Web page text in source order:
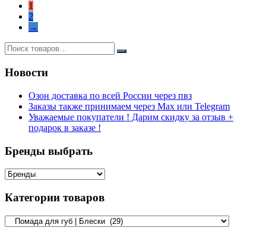
1
2
→
Новости
Озон доставка по всей России через пвз
Заказы также принимаем через Max или Telegram
Уважаемые покупатели ! Дарим скидку за отзыв +
подарок в заказе !
Бренды выбрать
Категории товаров